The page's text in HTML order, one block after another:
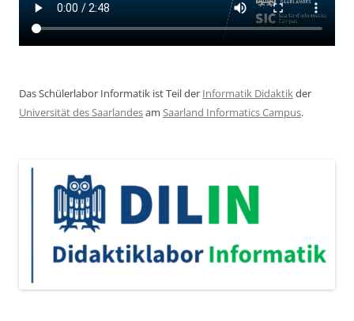
Das Schülerlabor Informatik ist Teil der Informatik Didaktikder
Universität des Saarlandesam Saarland Informatics Campus.